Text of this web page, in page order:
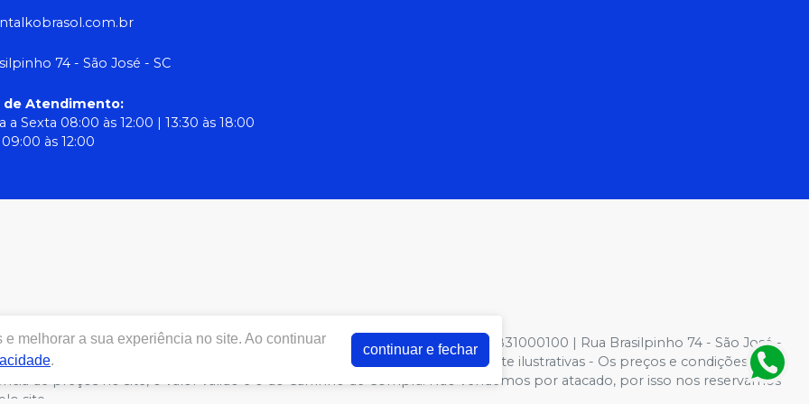
74 - São José - SC
de Atendimento:
a Sexta 08:00 às 12:00 | 13:30 às 18:00
às 12:00
| ODONTO PROTESE COMERCIAL LTDA CNPJ: 81022831000100 | Rua Brasilpinho 74 - São José -
Neto CRF/SC 12450 | Política de Privacidade e Segurança - Fotos meramente ilustrativas - Os preços e condições da
de preços no site, o valor válido é o do Carrinho de Compra. Não vendemos por atacado, por isso nos reservamos
site.
melhorar a sua experiência no site. Ao continuar
.
continuar e fechar